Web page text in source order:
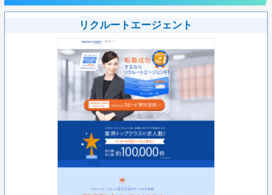
リクルートエージェント